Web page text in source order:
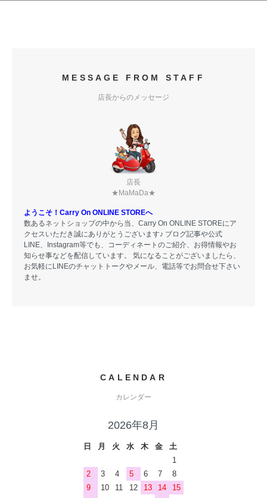
MESSAGE FROM STAFF
店長からのメッセージ
店長
★MaMaDa★
ようこそ！Carry On ONLINE STOREへ
数あるネットショップの中から当、Carry On ONLINE STOREにア
クセスいただき誠にありがとうございます♪ ブログ記事や公式
LINE、Instagram等でも、コーディネートのご紹介、お得情報やお
知らせ事などを配信しています。 気になることがございましたら、
お気軽にLINEのチャットトークやメール、電話等でお問合せ下さい
ませ。
CALENDAR
カレンダー
2026年8月
日 月 火 水 木 金
土
1
2
3 4 5 6 7
8
9
10 11 12 13 14
15